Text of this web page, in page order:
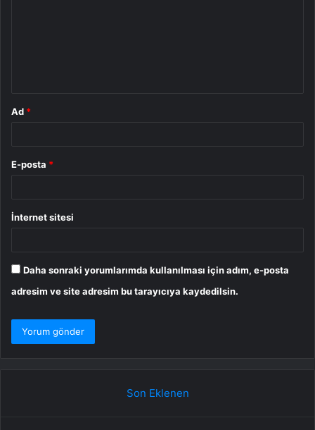
Ad *
E-posta *
İnternet sitesi
Daha sonraki yorumlarımda kullanılması için adım, e-posta
adresim ve site adresim bu tarayıcıya kaydedilsin.
Son Eklenen